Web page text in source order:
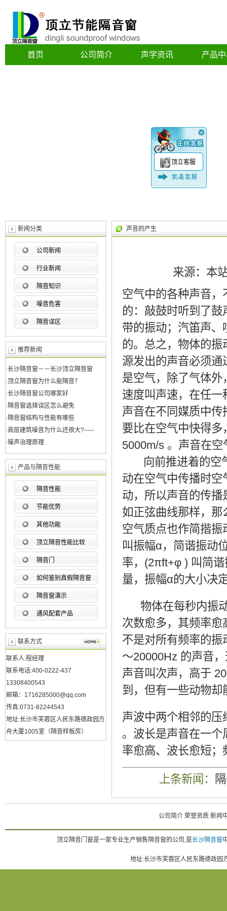
首页 公司简介 声学资讯 产品
新闻分类
公司新闻
行业新闻
隔音知识
噪音危害
隔音误区
推荐新闻
·长沙隔音窗－－长沙顶立隔音窗
·顶立隔音窗为什么能隔音？
·长沙隔音窗公司哪家好
·隔音窗选择误区怎么避免
·隔音窗结构与性能有哪些
·高层建筑噪音为什么还很大?-----
·噪声治理原理
产品与隔音性能
隔音性能
节能优势
其他功能
顶立隔音性能比较
隔音门
如何鉴别真假隔音窗
隔音窗演示
通风配套产品
联系方式
联系人:程经理
联系电话:400-0222-437
13308400543
邮箱：1716285000@qq.com
传真:0731-82244543
地址:长沙市芙蓉区人民东路德政园方
舟大厦1005室（隔音样板房）
声音的产生
来源：本
空气中的各种声音
的：敲鼓时听到了
带的振动；汽笛声
的。总之，物体的
源发出的声音必须
是空气，除了气体
速度叫声速，在任
声音在不同媒质中
要比在空气中快得
5000m/s 。声音在
向前推进着的空气
动在空气中传播时
动，所以声音的传
如正弦曲线那样，
空气质点也作简揩
叫振幅α，简谐振动
率，(2πft+φ ) 叫简
量，振幅α的大小决
物体在每秒内振动
次数愈多，其频率
不是对所有频率的
～20000Hz 的声音
声音叫次声，高于
到，但有一些动物
声波中两个相邻的压
。波长是声音在一
率愈高、波长愈短
上条新闻：
公司简介 荣誉资质 新闻
顶立隔音门窗是一家专业生产销售隔音窗的公司,是长沙隔音窗
地址:长沙市芙蓉区人民东路德政园
顶立客服